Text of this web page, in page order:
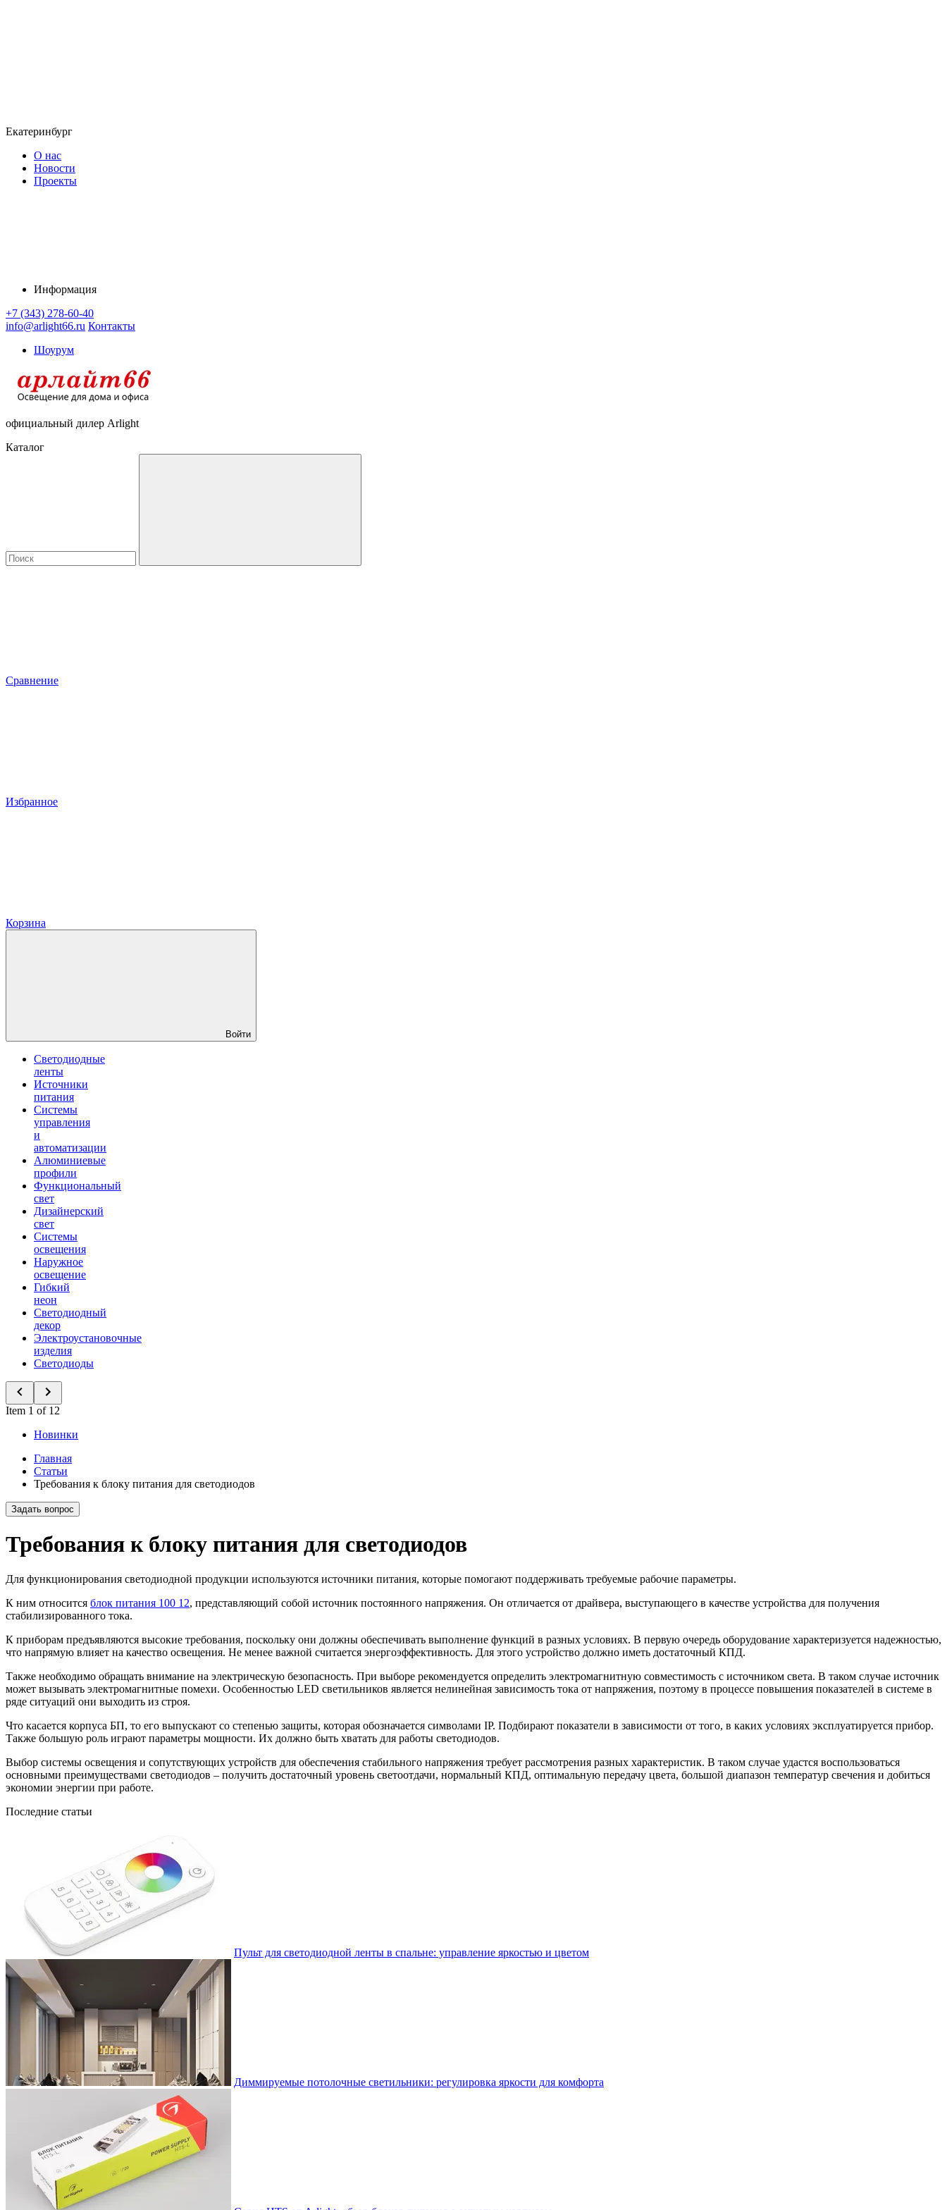
Екатеринбург
О нас
Новости
Проекты
Информация
+7 (343) 278-60-40
info@arlight66.ru Контакты
Шоурум
официальный дилер Arlight
Каталог
Сравнение
Избранное
Корзина
Войти
Светодиодные
ленты
Источники
питания
Системы
управления
и
автоматизации
Алюминиевые
профили
Функциональный
свет
Дизайнерский
свет
Системы
освещения
Наружное
освещение
Гибкий
неон
Светодиодный
декор
Электроустановочные
изделия
Светодиоды
Item 1 of 12
Новинки
Главная
Статьи
Требования к блоку питания для светодиодов
Задать вопрос
Требования к блоку питания для светодиодов
Для функционирования светодиодной продукции используются источники питания, которые помогают поддерживать требуемые рабочие параметры.
К ним относится блок питания 100 12, представляющий собой источник постоянного напряжения. Он отличается от драйвера, выступающего в качестве устройства для получения
стабилизированного тока.
К приборам предъявляются высокие требования, поскольку они должны обеспечивать выполнение функций в разных условиях. В первую очередь оборудование характеризуется надежностью,
что напрямую влияет на качество освещения. Не менее важной считается энергоэффективность. Для этого устройство должно иметь достаточный КПД.
Также необходимо обращать внимание на электрическую безопасность. При выборе рекомендуется определить электромагнитную совместимость с источником света. В таком случае источник
может вызывать электромагнитные помехи. Особенностью LED светильников является нелинейная зависимость тока от напряжения, поэтому в процессе повышения показателей в системе в
ряде ситуаций они выходить из строя.
Что касается корпуса БП, то его выпускают со степенью защиты, которая обозначается символами IP. Подбирают показатели в зависимости от того, в каких условиях эксплуатируется прибор.
Также большую роль играют параметры мощности. Их должно быть хватать для работы светодиодов.
Выбор системы освещения и сопутствующих устройств для обеспечения стабильного напряжения требует рассмотрения разных характеристик. В таком случае удастся воспользоваться
основными преимуществами светодиодов – получить достаточный уровень светоотдачи, нормальный КПД, оптимальную передачу цвета, большой диапазон температур свечения и добиться
экономии энергии при работе.
Последние статьи
Пульт для светодиодной ленты в спальне: управление яркостью и цветом
Диммируемые потолочные светильники: регулировка яркости для комфорта